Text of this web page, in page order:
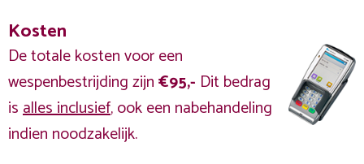
Kosten
De totale kosten voor een
wespenbestrijding zijn€95,- Dit bedrag
isalles inclusief, ook een nabehandeling
indien noodzakelijk.